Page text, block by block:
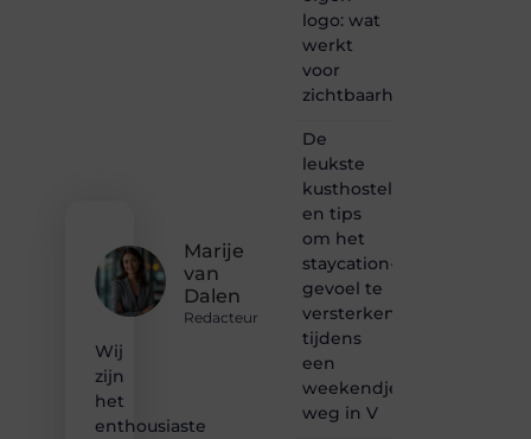
Marije
van
Dalen
Redacteur
Wij
zijn
het
enthousiaste
logo: wat
werkt
voor
zichtbaarheid
De
leukste
kusthostels
en tips
om het
staycation-
gevoel te
versterken
tijdens
een
weekendje
weg in V